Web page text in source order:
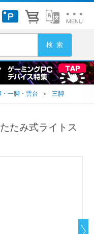
・一脚・雲台 ＞ 三脚
たみ式ライトス